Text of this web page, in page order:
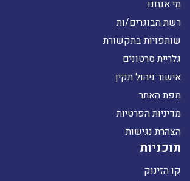
מי אנחנו
רשת הבוגרים/ות
שותפויות בתקשורת
גלריית סרטונים
אישור ניהול תקין
מפת האתר
מדיניות הפרטיות
הצהרת נגישות
תוכניות
קו הזינוק